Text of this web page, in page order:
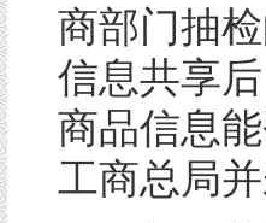
商部门抽
信息共享
商品信息
工商总局